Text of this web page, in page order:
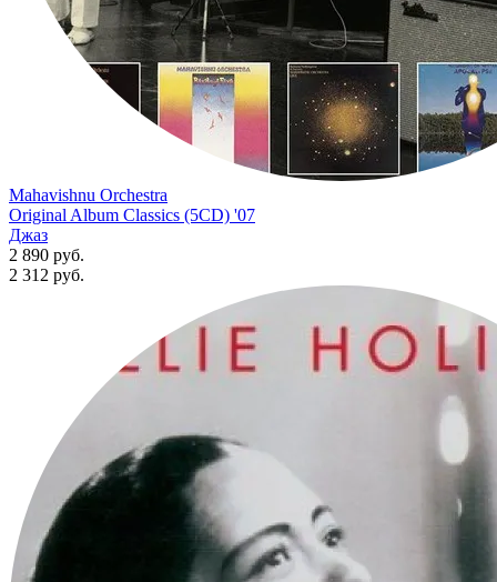
Mahavishnu Orchestra
Original Album Classics (5CD) '07
Джаз
2 890 руб.
2 312 руб.